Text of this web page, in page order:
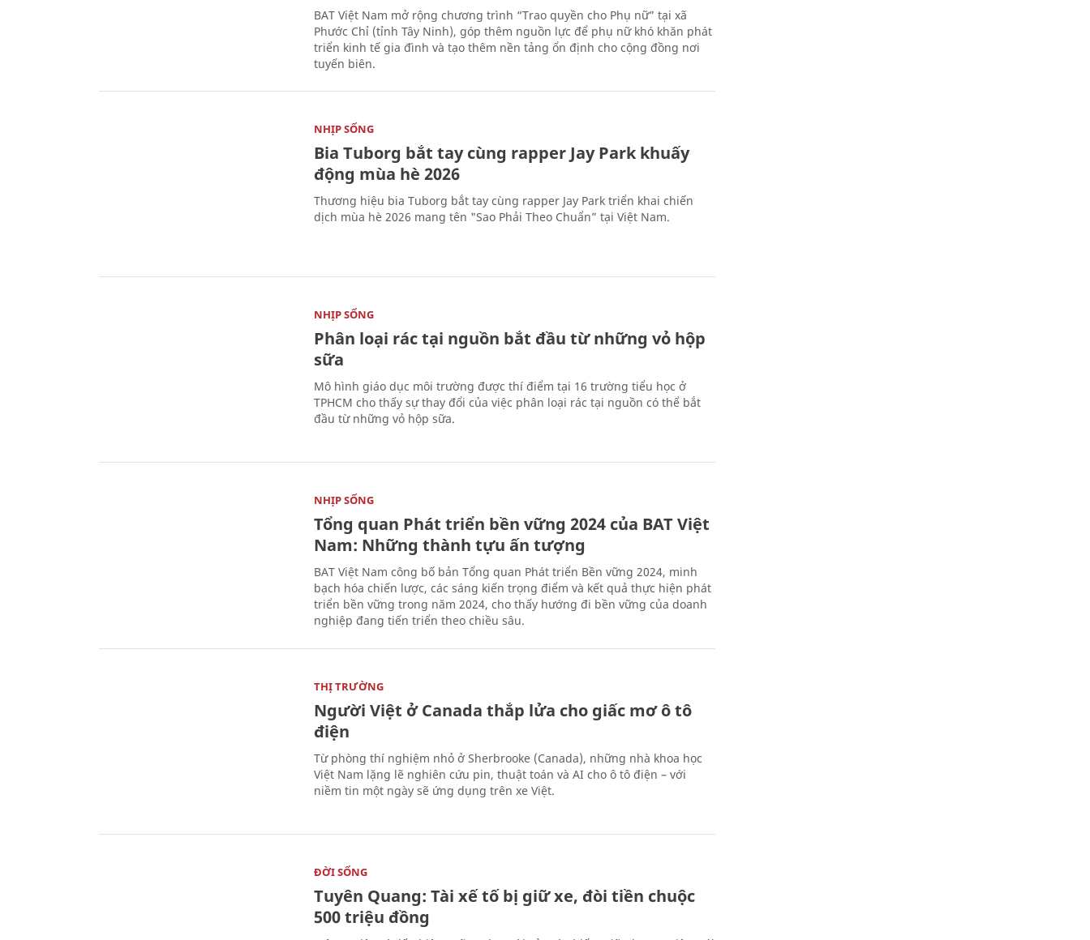
BAT Việt Nam mở rộng chương trình “Trao quyền cho Phụ nữ” tại xã
Phước Chỉ (tỉnh Tây Ninh), góp thêm nguồn lực để phụ nữ khó khăn phát
triển kinh tế gia đình và tạo thêm nền tảng ổn định cho cộng đồng nơi
tuyến biên.
NHỊP SỐNG
Bia Tuborg bắt tay cùng rapper Jay Park khuấy
động mùa hè 2026
Thương hiệu bia Tuborg bắt tay cùng rapper Jay Park triển khai chiến
dịch mùa hè 2026 mang tên "Sao Phải Theo Chuẩn” tại Việt Nam.
NHỊP SỐNG
Phân loại rác tại nguồn bắt đầu từ những vỏ hộp
sữa
Mô hình giáo dục môi trường được thí điểm tại 16 trường tiểu học ở
TPHCM cho thấy sự thay đổi của việc phân loại rác tại nguồn có thể bắt
đầu từ những vỏ hộp sữa.
NHỊP SỐNG
Tổng quan Phát triển bền vững 2024 của BAT Việt
Nam: Những thành tựu ấn tượng
BAT Việt Nam công bố bản Tổng quan Phát triển Bền vững 2024, minh
bạch hóa chiến lược, các sáng kiến trọng điểm và kết quả thực hiện phát
triển bền vững trong năm 2024, cho thấy hướng đi bền vững của doanh
nghiệp đang tiến triển theo chiều sâu.
THỊ TRƯỜNG
Người Việt ở Canada thắp lửa cho giấc mơ ô tô
điện
Từ phòng thí nghiệm nhỏ ở Sherbrooke (Canada), những nhà khoa học
Việt Nam lặng lẽ nghiên cứu pin, thuật toán và AI cho ô tô điện – với
niềm tin một ngày sẽ ứng dụng trên xe Việt.
ĐỜI SỐNG
Tuyên Quang: Tài xế tố bị giữ xe, đòi tiền chuộc
500 triệu đồng